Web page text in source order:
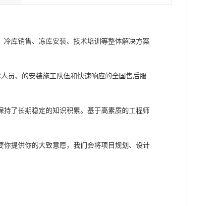
库销售、冻库安装、技术培训等整体解决方案
员、的安装施工队伍和快速响应的全国售后服
了长期稳定的知识积累。基于高素质的工程师
提供你的大致意愿，我们会将项目规划、设计